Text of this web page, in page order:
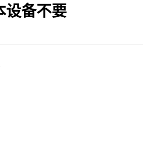
设备不要